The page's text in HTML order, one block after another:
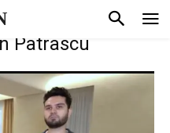
Patrascu